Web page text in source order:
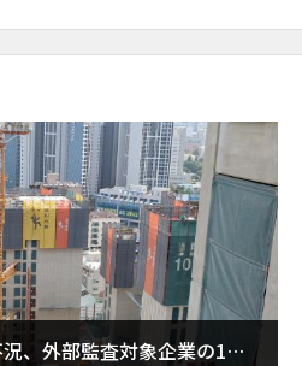
、外部監査対象企業の1割